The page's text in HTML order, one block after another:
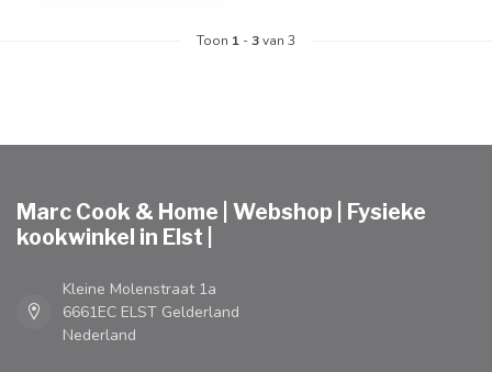
Toon 1 -3van 3
Marc Cook & Home | Webshop | Fysieke
kookwinkel in Elst |
Kleine Molenstraat 1a
6661EC ELST Gelderland
Nederland